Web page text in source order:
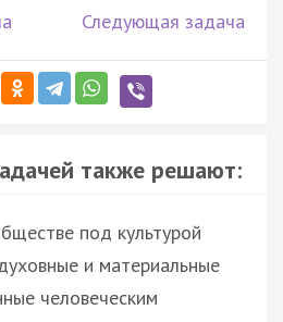
Следующая задача
также решают:
под культурой
и материальные
человеческим